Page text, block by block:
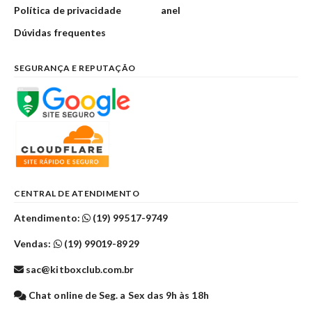
Política de privacidade
Dúvidas frequentes
anel
SEGURANÇA E REPUTAÇÃO
CENTRAL DE ATENDIMENTO
Atendimento: (19) 99517-9749
Vendas: (19) 99019-8929
sac@kitboxclub.com.br
Chat online de Seg. a Sex das 9h às 18h